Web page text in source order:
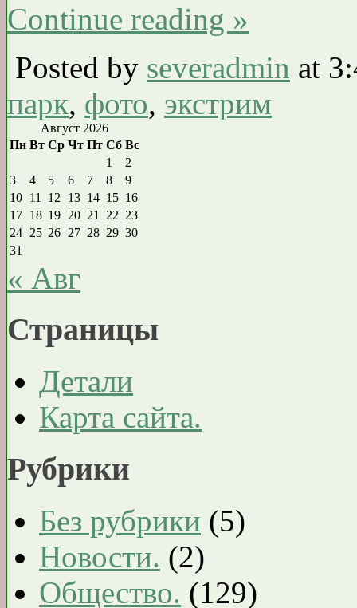
Continue reading »
Posted by severadmin at
парк, фото, экстрим
Август 2026
Пн Вт Ср Чт Пт Сб Вс
1
2
3
4 5 6 7 8
9
10 11 12 13 14 15 16
17 18 19 20 21 22 23
24 25 26 27 28 29 30
31
« Авг
Страницы
Детали
Карта сайта.
Рубрики
Без рубрики (5)
Новости. (2)
Общество. (129)